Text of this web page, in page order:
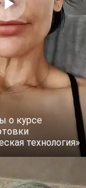
о курсе
технология»
через любой
EMail